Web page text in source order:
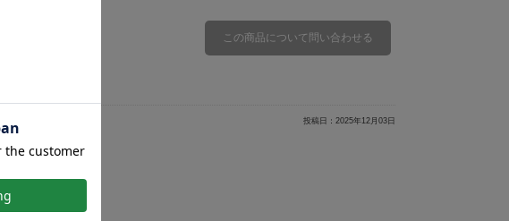
投稿日： 2025年12月03日